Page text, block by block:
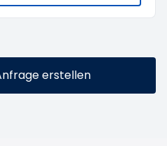
erstellen